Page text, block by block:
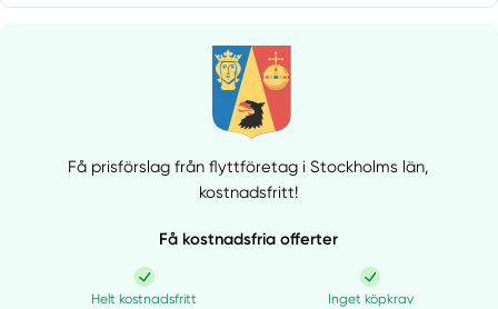
Få prisförslag från flyttföretag i Stockholms län,
kostnadsfritt!
Få kostnadsfria offerter
Helt kostnadsfritt Inget köpkrav